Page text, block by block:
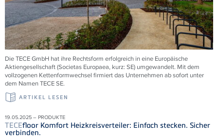
DieTECEGmbH hat ihre Rechtsform erfolgreich in eine Europäische
Aktiengesellschaft (Societas Europaea, kurz: SE) umgewandelt. Mit dem
vollzogenen Kettenformwechsel firmiert das Unternehmen ab sofort unter
dem NamenTECESE.
ARTIKEL LESEN
19.05.2025 – PRODUKTE
TECEfloor Komfort Heizkreisverteiler: Einfach stecken. Sicher
verbinden.